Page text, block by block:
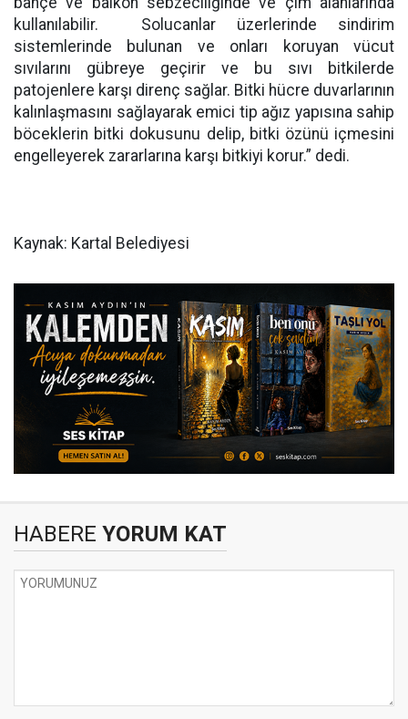
kullanılabilir. Solucanlar üzerlerinde sindirim
sistemlerinde bulunan ve onları koruyan vücut
sıvılarını gübreye geçirir ve bu sıvı bitkilerde
patojenlere karşı direnç sağlar. Bitki hücre duvarlarının
kalınlaşmasını sağlayarak emici tip ağız yapısına sahip
böceklerin bitki dokusunu delip, bitki özünü içmesini
engelleyerek zararlarına karşı bitkiyi korur.” dedi.
Kaynak: Kartal Belediyesi
HABERE YORUM KAT